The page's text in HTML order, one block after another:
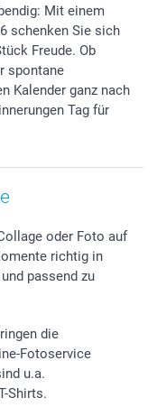
Mit einem
schenken Sie sich
Freude. Ob
spontane
Kalender ganz nach
Tag für
oder Foto auf
richtig in
passend zu
die
Fotoservice
u.a.
Shirts.